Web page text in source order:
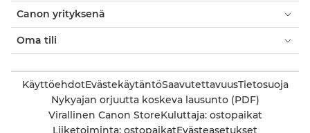
Canon yrityksenä
Oma tili
KäyttöehdotEvästekäytäntöSaavutettavuusTietosuoja
Nykyajan orjuutta koskeva lausunto (PDF)
Virallinen Canon StoreKuluttaja: ostopaikat
Liiketoiminta: ostopaikatEvästeasetukset